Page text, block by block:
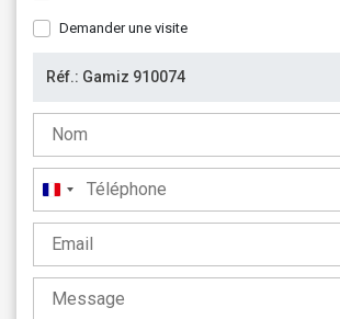
Demander une visite
France
+33